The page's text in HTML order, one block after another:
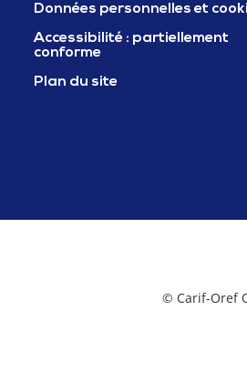
Données personnelles et
Accessibilité : partiellement
conforme
Plan du site
© Carif-Oref